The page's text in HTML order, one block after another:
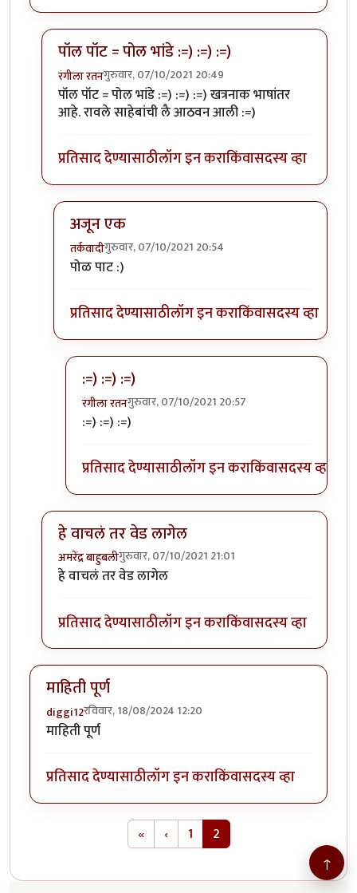
पॉल पॉट = पोल भांडे :=) :=) :=)
रंगीला रतनगुरुवार, 07/10/2021 20:49
In reply toशोधता शोधता ही माहिती सापडलीby
पॉल पॉट = पोल भांडे :=) :=) :=) खत्रनाक भाषांतर
आहे. रावले साहेबांची लै आठवन आली :=)
प्रतिसाद देण्यासाठीलॉग इन कराकिंवासदस्य व्हा
अजून एक
तर्कवादीगुरुवार, 07/10/2021 20:54
In reply to
पोळ पाट :)
प्रतिसाद देण्यासाठीलॉग इन कराकिंवासदस्य व्हा
:=) :=) :=)
रंगीला रतनगुरुवार, 07/10/2021 20:57
In reply to
:=) :=) :=)
प्रतिसाद देण्यासाठीलॉग इन कराकिंवासदस्य व्हा
हे वाचलं तर वेड लागेल
अमरेंद्र बाहुबलीगुरुवार, 07/10/2021 21:01
In reply toशोधता शोधता ही माहिती सापडली
हे वाचलं तर वेड लागेल
प्रतिसाद देण्यासाठीलॉग इन कराकिंवासदस्य व्हा
माहिती पूर्ण
diggi12रविवार, 18/08/2024 12:20
माहिती पूर्ण
प्रतिसाद देण्यासाठीलॉग इन कराकिंवासदस्य व्हा
«First page
‹Previous page
1 2
↑